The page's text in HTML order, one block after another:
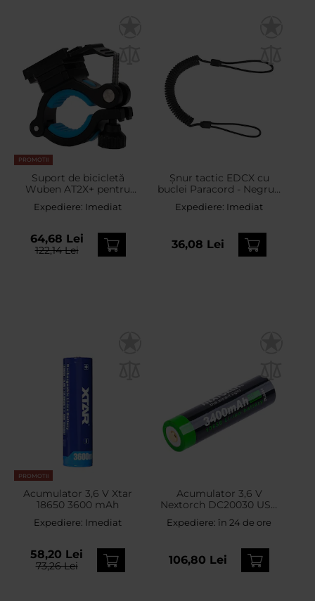
PROMOTII
Suport de bicicletă
Wuben AT2X+ pentru
lanterne X1/X4
Expediere: Imediat
64,68 Lei
122,14 Lei
Șnur tactic EDCX cu
buclei Paracord - Negru -
Expediere: Imediat
36,08 Lei
PROMOTII
Acumulator 3,6 V Xtar
18650 3600 mAh
Expediere: Imediat
58,20 Lei
73,26 Lei
Acumulator 3,6 V
Nextorch DC20030 USB
Type-C 18650 - 3400 mAh
Expediere:în 24 de ore
106,80 Lei